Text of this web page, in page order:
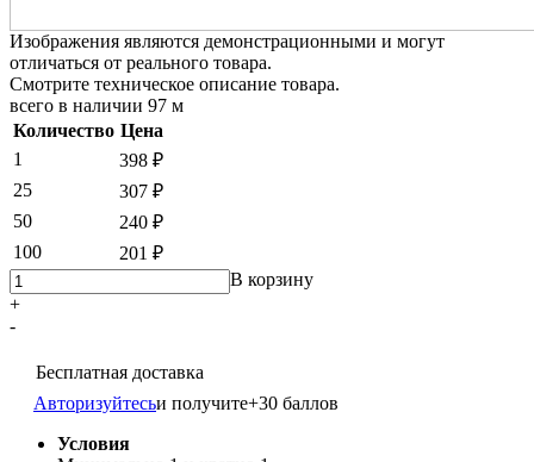
Изображения являются демонстрационными и могут
отличаться от реального товара.
Смотрите техническое описание товара.
всего в наличии 97 м
Количество Цена
1
398 ₽
25
307 ₽
50
240 ₽
100
201 ₽
+
-
В корзину
Бесплатная доставка
Авторизуйтесьи получите+30 баллов
Условия